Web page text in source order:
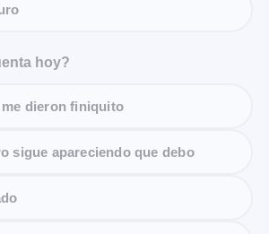
hoy?
me dieron finiquito
sigue apareciendo que debo